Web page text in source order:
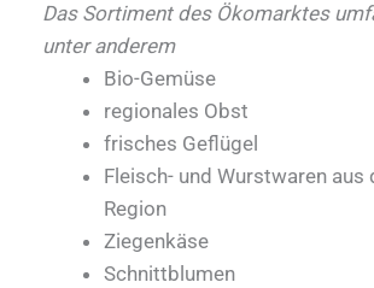
Das Sortiment des Ökomarktes
unter anderem
Bio-Gemüse
regionales Obst
frisches Geflügel
Fleisch- und Wurstwaren aus
Region
Ziegenkäse
Schnittblumen